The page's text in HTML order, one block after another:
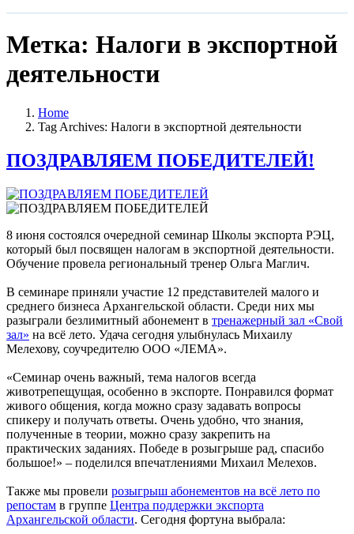
Метка: Налоги в экспортной
деятельности
Home
Tag Archives: Налоги в экспортной деятельности
ПОЗДРАВЛЯЕМ ПОБЕДИТЕЛЕЙ!
8 июня состоялся очередной семинар Школы экспорта РЭЦ,
который был посвящен налогам в экспортной деятельности.
Обучение провела региональный тренер Ольга Маглич.
В семинаре приняли участие 12 представителей малого и
среднего бизнеса Архангельской области. Среди них мы
разыграли безлимитный абонемент в тренажерный зал «Свой
зал» на всё лето. Удача сегодня улыбнулась Михаилу
Мелехову, соучредителю ООО «ЛЕМА».
«Семинар очень важный, тема налогов всегда
животрепещущая, особенно в экспорте. Понравился формат
живого общения, когда можно сразу задавать вопросы
спикеру и получать ответы. Очень удобно, что знания,
полученные в теории, можно сразу закрепить на
практических заданиях. Победе в розыгрыше рад, спасибо
большое!» – поделился впечатлениями Михаил Мелехов.
Также мы провели розыгрыш абонементов на всё лето по
репостам в группе Центра поддержки экспорта
Архангельской области. Сегодня фортуна выбрала: